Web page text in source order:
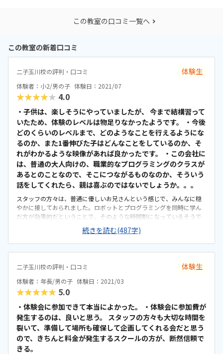
この教室の口コミ一覧へ
この教室の新着口コミ
二子玉川校の評判・口コミ 体験生
体験者：小2/男の子 体験日：2021/07
★★★★★ 4.0
・子供は、楽しそうにやっていましたが、 今まで結構習って
いたため、体験のレベルは物足りなかったようです。 ・今後
どのくらいのレベルまで、どのようなことを行えるようにな
るのか、また1番伸びた子はどんなことをしているのか、そ
れがわかるような映像があれば良かったです。 ・この会社に
は、普通の大人向けの、職業的なプログラミングのクラスが
あるとのことなので、そこにつながるものなのか、そういう
話をしてくれたら、親は喜ぶのではないでしょうか。。。
スタッフの方々は、普通に優しいお兄さんという感じで、みんなに穏
やかに接しておられました。ロボットとプログラミングを同時に学ん
だ方が効果的だということで、そのような時間割になっているそうで
す。その点がいいかなと思いました。体験は簡単すぎたので、内容が
わかりません。個別ではないようで、休んだ場合の振替は、他校に行
くようになるとのことでしたが、各校でカリキュラムの進行は同じよ
うです。駅から3分ほど。道一本で分かりやすいです。下に駐輪場場は
近くのコンビニに駐車場はあります。手狭で、窓の配置のせいで少し
暗い感じですが、普段は子供対象のイングリッシュ教室をしていると
ころなので、子供向けのコージーな感じはあります。以前に違うプロ
グラミング教室に通っていましたが、そこと比較すると料金設定は普
通か少し割高な感じだとは思います。毎回最初はテックタイム（自分
の考えを述べる場？）があり、その後にプログラミングとロボットの
時間になること。考えを述べる時間があるならいいと思います。みん
なで同じことをする感じが気になりました。
続きを読む(487字)
二子玉川校の評判・口コミ 体験生
体験者：年長/男の子 体験日：2021/03
★★★★★ 5.0
・体験会に参加できて本当によかった。 ・体験会に参加費が
発生するのは、良いと思う。 スタッフの方々も大切な時間を
裂いて、準備して場所も確保して企画してくれる会だと思う
ので、きちんと料金が発生するスクールの方が、断然信頼で
きる。